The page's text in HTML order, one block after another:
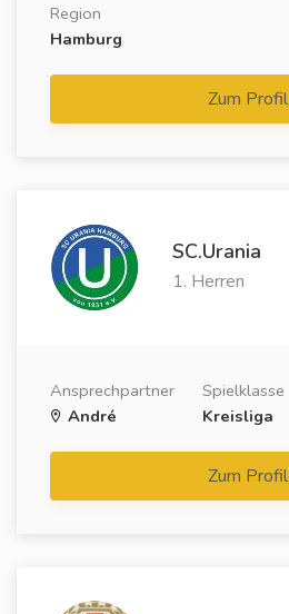
Region
Hamburg
Zum Profil
SC.Urania
1. Herren
Ansprechpartner
André
Spielklasse
Kreisliga
Zum Profil